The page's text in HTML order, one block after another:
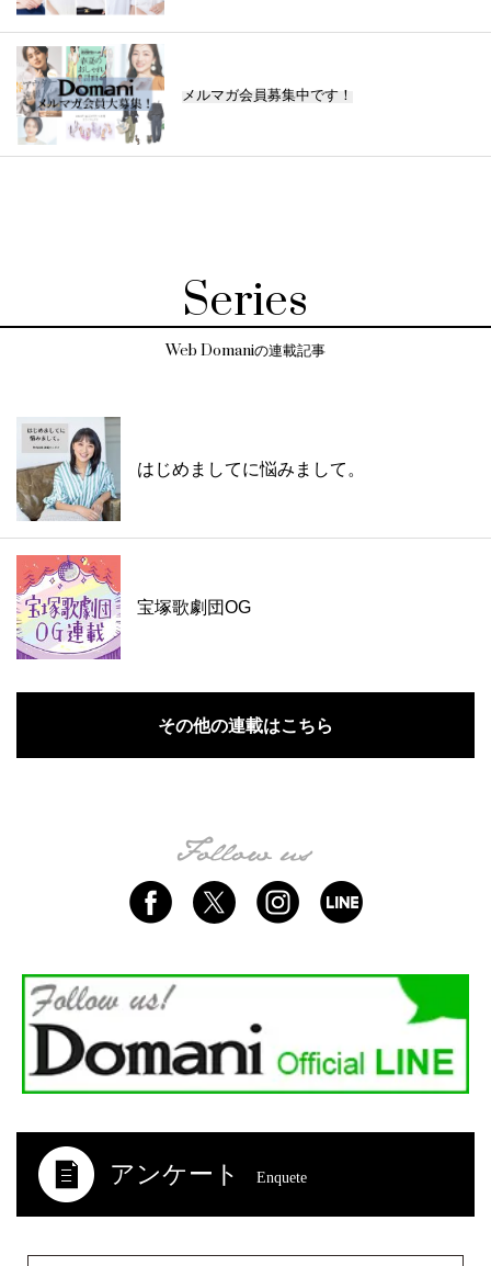
メルマガ会員募集中です！
Series
Web Domaniの連載記事
はじめましてに悩みまして。
宝塚歌劇団OG
その他の連載はこちら
アンケート Enquete